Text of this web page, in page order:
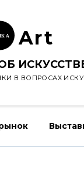
А Art
В ВОПРОСАХ